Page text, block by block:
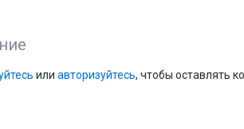
или авторизуйтесь, чтобы оставлять